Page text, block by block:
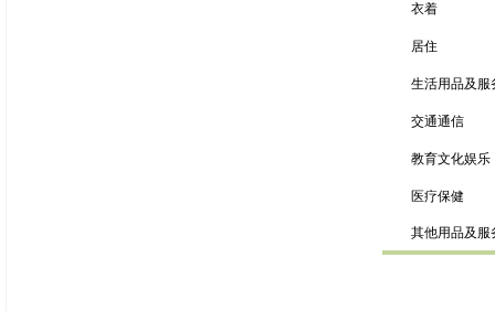
衣着
居住
生活用品及服
交通通信
教育文化娱乐
医疗保健
其他用品及服